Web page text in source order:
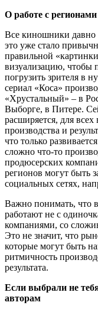
О работе с регионами
Все киношники давно
это уже стало
правильной
визуализацию, чтобы
погрузить зрителя в
сериал «Коса»
«Хрустальный» – в
Выборге, в Питере.
расширяется, для
производства и
что только
сложно что-то
продюсерских
регионов могут быть
социальных сетях,
Важно понимать, что
работают не с
компаниями, со
Это не значит, что
которые могут быть
ритмичность
результата.
Если выбрали не
авторам